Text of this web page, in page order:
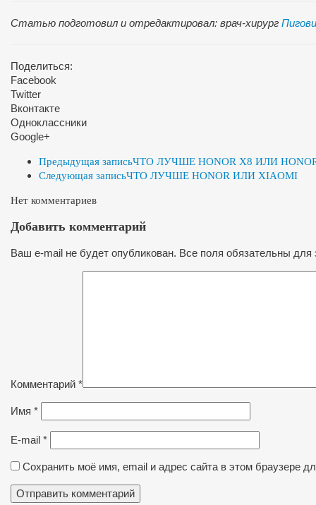
Статью подготовил и отредактировал: врач-хирург
Поделиться:
Facebook
Twitter
Вконтакте
Одноклассники
Google+
Предыдущая записьЧТО ЛУЧШЕ HONOR X8 ИЛИ
Следующая записьЧТО ЛУЧШЕ HONOR ИЛИ XIAOMI
Нет комментариев
Добавить комментарий
Ваш e-mail не будет опубликован. Все поля обязательны для
Комментарий *
Имя *
E-mail *
Сохранить моё имя, email и адрес сайта в этом браузере